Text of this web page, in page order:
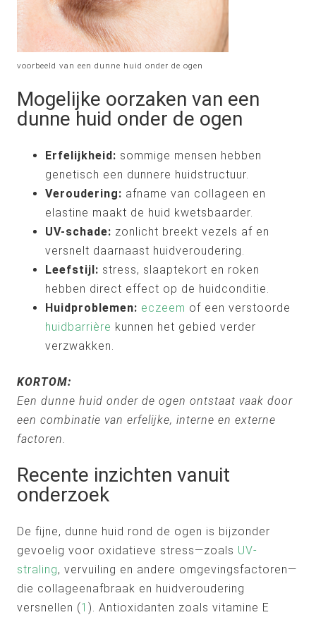
voorbeeld van een dunne huid onder de ogen
Mogelijke oorzaken van een
dunne huid onder de ogen
Erfelijkheid: sommige mensen hebben
genetisch een dunnere huidstructuur.
Veroudering: afname van collageen en
elastine maakt de huid kwetsbaarder.
UV-schade: zonlicht breekt vezels af en
versnelt daarnaast huidveroudering.
Leefstijl: stress, slaaptekort en roken
hebben direct effect op de huidconditie.
Huidproblemen: eczeem of een verstoorde
huidbarrière kunnen het gebied verder
verzwakken.
KORTOM:
Een dunne huid onder de ogen ontstaat vaak door
een combinatie van erfelijke, interne en externe
factoren.
Recente inzichten vanuit
onderzoek
De fijne, dunne huid rond de ogen is bijzonder
gevoelig voor oxidatieve stress—zoals UV-
straling, vervuiling en andere omgevingsfactoren—
die collageenafbraak en huidveroudering
versnellen (1 ). Antioxidanten zoals vitamine E